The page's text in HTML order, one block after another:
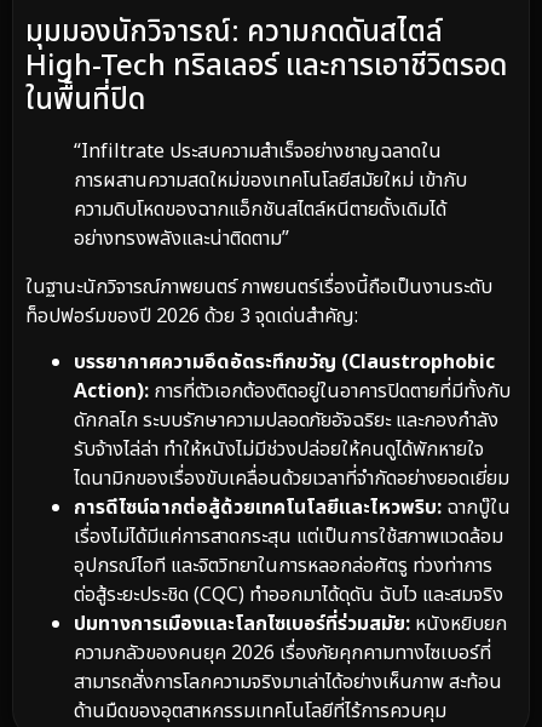
มุมมองนักวิจารณ์: ความกดดันสไตล์
High-Tech ทริลเลอร์ และการเอาชีวิตรอด
ในพื้นที่ปิด
“Infiltrate ประสบความสำเร็จอย่างชาญฉลาดใน
การผสานความสดใหม่ของเทคโนโลยีสมัยใหม่ เข้ากับ
ความดิบโหดของฉากแอ็กชันสไตล์หนีตายดั้งเดิมได้
อย่างทรงพลังและน่าติดตาม”
ในฐานะนักวิจารณ์ภาพยนตร์ ภาพยนตร์เรื่องนี้ถือเป็นงานระดับ
ท็อปฟอร์มของปี 2026 ด้วย 3 จุดเด่นสำคัญ:
บรรยากาศความอึดอัดระทึกขวัญ (Claustrophobic
Action): การที่ตัวเอกต้องติดอยู่ในอาคารปิดตายที่มีทั้งกับ
ดักกลไก ระบบรักษาความปลอดภัยอัจฉริยะ และกองกำลัง
รับจ้างไล่ล่า ทำให้หนังไม่มีช่วงปล่อยให้คนดูได้พักหายใจ
ไดนามิกของเรื่องขับเคลื่อนด้วยเวลาที่จำกัดอย่างยอดเยี่ยม
การดีไซน์ฉากต่อสู้ด้วยเทคโนโลยีและไหวพริบ: ฉากบู๊ใน
เรื่องไม่ได้มีแค่การสาดกระสุน แต่เป็นการใช้สภาพแวดล้อม
อุปกรณ์ไอที และจิตวิทยาในการหลอกล่อศัตรู ท่วงท่าการ
ต่อสู้ระยะประชิด (CQC) ทำออกมาได้ดุดัน ฉับไว และสมจริง
ปมทางการเมืองและโลกไซเบอร์ที่ร่วมสมัย: หนังหยิบยก
ความกลัวของคนยุค 2026 เรื่องภัยคุกคามทางไซเบอร์ที่
สามารถสั่งการโลกความจริงมาเล่าได้อย่างเห็นภาพ สะท้อน
ด้านมืดของอุตสาหกรรมเทคโนโลยีที่ไร้การควบคุม